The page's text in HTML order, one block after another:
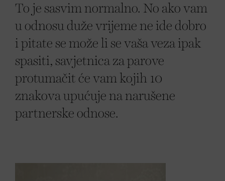
To je sasvim normalno. No ako vam
u odnosu duže vrijeme ne ide dobro
i pitate se može li se vaša veza ipak
spasiti, savjetnica za parove
protumačit će vam kojih 10
znakova upućuje na narušene
partnerske odnose.